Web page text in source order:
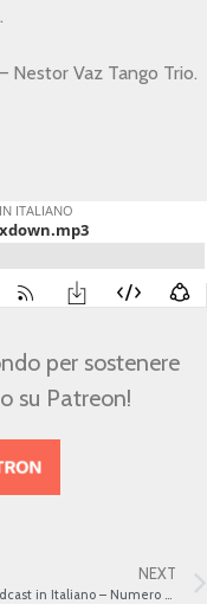
Nestor Vaz Tango Trio.
per sostenere
su Patreon!
NEXT
Tango Podcast in Italiano – Numero 471 – Musicisti e scrittori III